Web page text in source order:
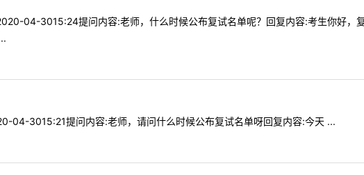
04-3015:24提问内容:老师，什么时候公布复试名单呢？回复内容:考生你好，复
04-3015:21提问内容:老师，请问什么时候公布复试名单呀回复内容:今天 ...